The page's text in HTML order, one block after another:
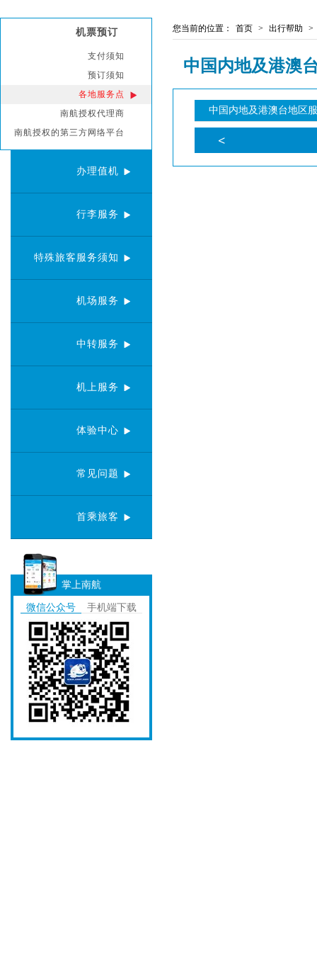
机票预订
支付须知
预订须知
各地服务点
南航授权代理商
南航授权的第三方网络平台
办理值机
行李服务
特殊旅客服务须知
机场服务
中转服务
机上服务
体验中心
常见问题
首乘旅客
掌上南航
微信公众号 手机端下载
您当前的位置： 首页 > 出行帮助 >
中国内地及港澳
中国内地及港澳台地区